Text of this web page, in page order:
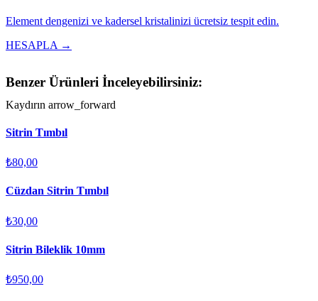
Element dengenizi ve kadersel kristalinizi ücretsiz tespit edin.
HESAPLA →
Benzer Ürünleri İnceleyebilirsiniz:
Kaydırın arrow_forward
Sitrin Tımbıl
₺80,00
Cüzdan Sitrin Tımbıl
₺30,00
Sitrin Bileklik 10mm
₺950,00